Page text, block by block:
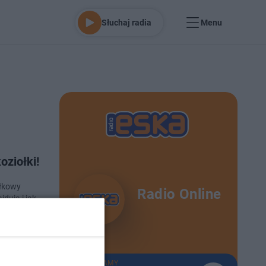
Słuchaj radia Menu
i jak
Radio Online
TERAZ GRAMY